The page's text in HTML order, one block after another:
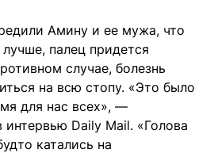
Амину и ее мужа, что
палец придется
случае, болезнь
на всю стопу. «Это было
для нас всех», —
Daily Mail. «Голова
катались на